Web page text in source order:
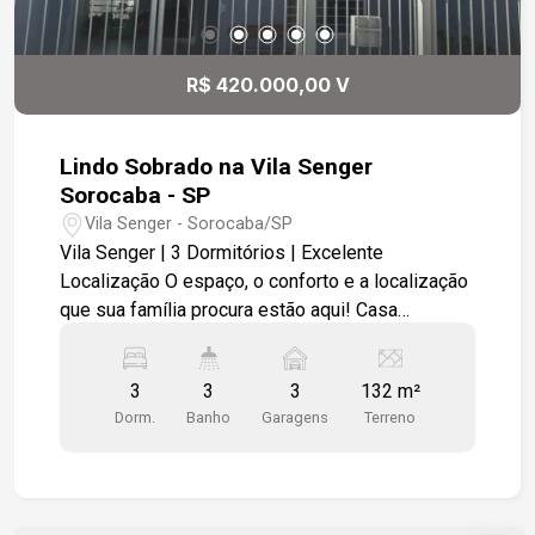
R$ 420.000,00 V
Lindo Sobrado na Vila Senger
Sorocaba - SP
Vila Senger - Sorocaba/SP
Vila Senger | 3 Dormitórios | Excelente
Localização O espaço, o conforto e a localização
que sua família procura estão aqui! Casa
dos espaços e uma localização privilegiada,
próxima à serviços e facilidades. Destaques do
imóvel: 3 dormitórios espaçosos; 3 banheiros;
3
Dorm.
3
Banho
3
Garagens
132 m²
Terreno